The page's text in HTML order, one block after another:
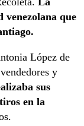
venezolana que
López de
y
sus
en la